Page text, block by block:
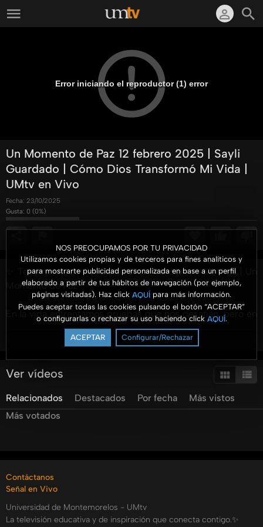
NOS PREOCUPAMOS POR TU PRIVACIDAD
Utilizamos cookies propias y de terceros para fines analíticos y
para mostrarte publicidad personalizada en base a un perfil
elaborado a partir de tus hábitos de navegación (por ejemplo,
páginas visitadas). Haz click AQUÍ para más información.
Puedes aceptar todas las cookies pulsando el botón “ACEPTAR”
o configurarlas o rechazar su uso haciendo click AQUÍ.
ACEPTAR Configurar/Rechazar
Error iniciando el reproductor (1) error
Un Momento de Paz 12 febrero 2025 | Sayli
Guardado | Cómo Dios Transformó Mi Vida |
UMtv en Vivo
Fecha: 23/10/2025
Gusta: 0 (0%)
✨ Testimonio de Fe: Cómo Dios Transformó Mi Vida | Un
Momento de Paz
En la vida enfrentamos pruebas que nos desafían, pero en
medio del dolor, Dios siempre tiene un propósito. En este
emotivo episodio de Un Momento de Paz, Saily Guardado
y la forma en que Dios transformó su vida a través de la
???? En este video descubrirás:
✅ Cómo Dios cumple sus promesas y nos guía a través de
Ver más
Ver vídeos
Relacionados Destacados Por fecha
Más vistos
Más votados
Contáctanos
Señal en Vivo
Universidad de Montemorelos - UMtv
La televisión educativa y de inspiración que conecta contigo.✨